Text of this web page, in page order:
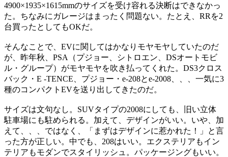
4900×1935×1615mmのサイズを受け容れる決断はできなかっ
た。ちなみにガレージはまったく問題ない。たとえ、RRを2
台買ったとしてもOKだ。
そんなことで、EVに関してはかなりモヤモヤしていたのだ
が、昨年秋、PSA（プジョー、シトロエン、DSオートモビ
ル・グループ）がモヤモヤを吹き払ってくれた。DS3クロス
バック・E -TENCE、プジョー・e-208とe-2008、、、一気に3
種のコンパクトEVを送り出してきたのだ。
サイズは文句なし。SUVタイプの2008にしても、旧い立体
駐車場にも駐められる。加えて、デザインがいい。いや、加
えて、、、ではなく、「まずはデザインに惹かれた！」と言
った方が正しい。中でも、208はいい。エクステリアもイン
テリアもモダンでスタイリッシュ。パッケージングもいい。